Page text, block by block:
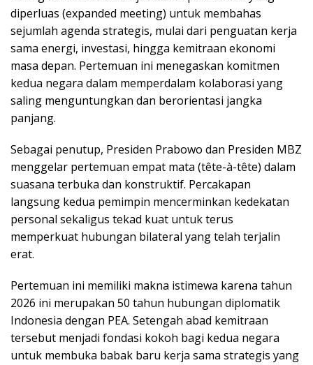
diperluas (expanded meeting) untuk membahas
sejumlah agenda strategis, mulai dari penguatan kerja
sama energi, investasi, hingga kemitraan ekonomi
masa depan. Pertemuan ini menegaskan komitmen
kedua negara dalam memperdalam kolaborasi yang
saling menguntungkan dan berorientasi jangka
panjang.
Sebagai penutup, Presiden Prabowo dan Presiden MBZ
menggelar pertemuan empat mata (tête-à-tête) dalam
suasana terbuka dan konstruktif. Percakapan
langsung kedua pemimpin mencerminkan kedekatan
personal sekaligus tekad kuat untuk terus
memperkuat hubungan bilateral yang telah terjalin
erat.
Pertemuan ini memiliki makna istimewa karena tahun
2026 ini merupakan 50 tahun hubungan diplomatik
Indonesia dengan PEA. Setengah abad kemitraan
tersebut menjadi fondasi kokoh bagi kedua negara
untuk membuka babak baru kerja sama strategis yang